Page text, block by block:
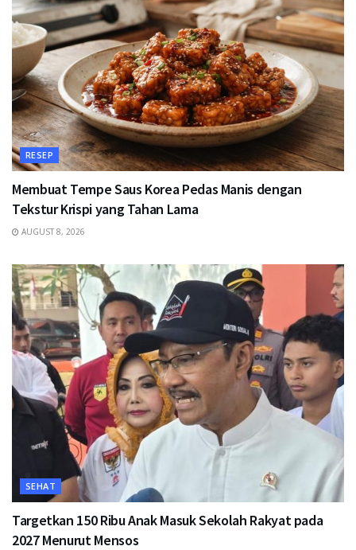
RESEP
Membuat Tempe Saus Korea Pedas Manis dengan
Tekstur Krispi yang Tahan Lama
AUGUST 8, 2026
SEHAT
Targetkan 150 Ribu Anak Masuk Sekolah Rakyat pada
2027 Menurut Mensos